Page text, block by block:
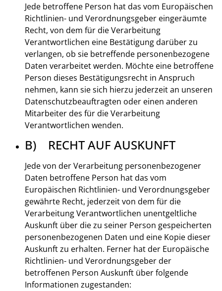
Jede betroffene Person hat das vom Europäischen
Richtlinien- und Verordnungsgeber eingeräumte
Recht, von dem für die Verarbeitung
Verantwortlichen eine Bestätigung darüber zu
verlangen, ob sie betreffende personenbezogene
Daten verarbeitet werden. Möchte eine betroffene
Person dieses Bestätigungsrecht in Anspruch
nehmen, kann sie sich hierzu jederzeit an unseren
Datenschutzbeauftragten oder einen anderen
Mitarbeiter des für die Verarbeitung
Verantwortlichen wenden.
B) RECHT AUF AUSKUNFT
Jede von der Verarbeitung personenbezogener
Daten betroffene Person hat das vom
Europäischen Richtlinien- und Verordnungsgeber
gewährte Recht, jederzeit von dem für die
Verarbeitung Verantwortlichen unentgeltliche
Auskunft über die zu seiner Person gespeicherten
personenbezogenen Daten und eine Kopie dieser
Auskunft zu erhalten. Ferner hat der Europäische
Richtlinien- und Verordnungsgeber der
betroffenen Person Auskunft über folgende
Informationen zugestanden: